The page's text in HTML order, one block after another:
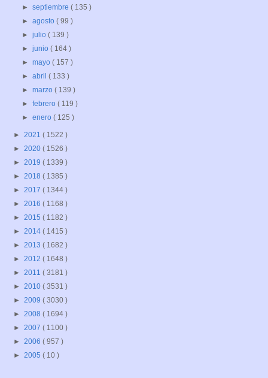
►septiembre( 135 )
►agosto( 99 )
►julio( 139 )
►junio( 164 )
►mayo( 157 )
►abril( 133 )
►marzo( 139 )
►febrero( 119 )
►enero( 125 )
► 2021 ( 1522 )
► 2020 ( 1526 )
► 2019 ( 1339 )
► 2018 ( 1385 )
► 2017 ( 1344 )
► 2016 ( 1168 )
► 2015 ( 1182 )
► 2014 ( 1415 )
► 2013 ( 1682 )
► 2012 ( 1648 )
► 2011 ( 3181 )
► 2010 ( 3531 )
► 2009 ( 3030 )
► 2008 ( 1694 )
► 2007 ( 1100 )
► 2006 ( 957 )
► 2005 ( 10 )